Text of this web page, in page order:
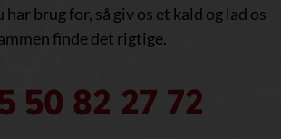
brug for, så giv os et kald og lad os
finde det rigtige.
50 82 27 72